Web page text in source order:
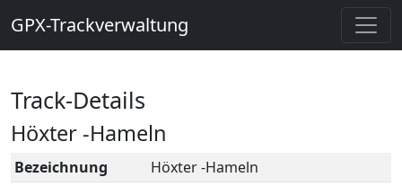
GPX-Trackverwaltung
Track-Details
Höxter -Hameln
Bezeichnung
Höxter -Hameln